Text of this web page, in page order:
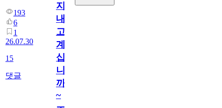
193
6
1
26.07.30
15
댓글
지
내
고
계
십
니
까
~